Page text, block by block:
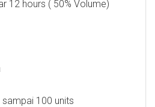
12 hours ( 50% Volume)
sampai 100 units